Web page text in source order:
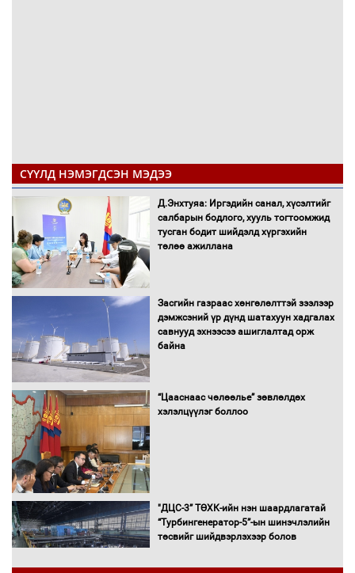
СҮҮЛД НЭМЭГДСЭН МЭДЭЭ
Д.Энхтуяа: Иргэдийн санал, хүсэлтийг
салбарын бодлого, хууль тогтоомжид
тусган бодит шийдэлд хүргэхийн
төлөө ажиллана
Засгийн газраас хөнгөлөлттэй зээлээр
дэмжсэний үр дүнд шатахуун хадгалах
савнууд эхнээсээ ашиглалтад орж
байна
“Цааснаас чөлөөлье” зөвлөлдөх
хэлэлцүүлэг боллоо
"ДЦС-3” ТӨХК-ийн нэн шаардлагатай
“Турбингенератор-5”-ын шинэчлэлийн
төсвийг шийдвэрлэхээр болов